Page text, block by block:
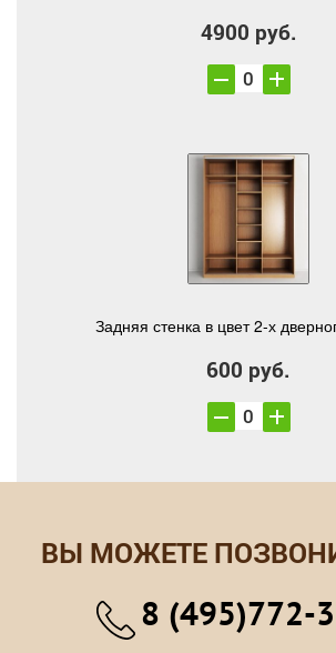
4900 руб.
Задняя стенка в цвет 2-х
600 руб.
ВЫ МОЖЕТЕ
8 (495)772-